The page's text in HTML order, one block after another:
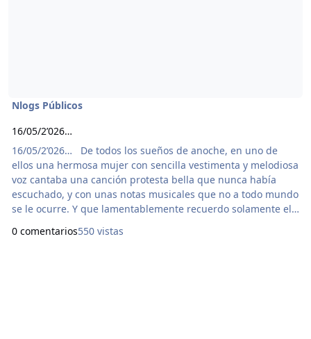
Nlogs Públicos
16/05/2’026…
16/05/2’026… De todos los sueños de anoche, en uno de
ellos una hermosa mujer con sencilla vestimenta y melodiosa
voz cantaba una canción protesta bella que nunca había
escuchado, y con unas notas musicales que no a todo mundo
se le ocurre. Y que lamentablemente recuerdo solamente el
sumar agrega, Para dividir aumenta, Para restar resta, Para
0 comentarios550 vistas